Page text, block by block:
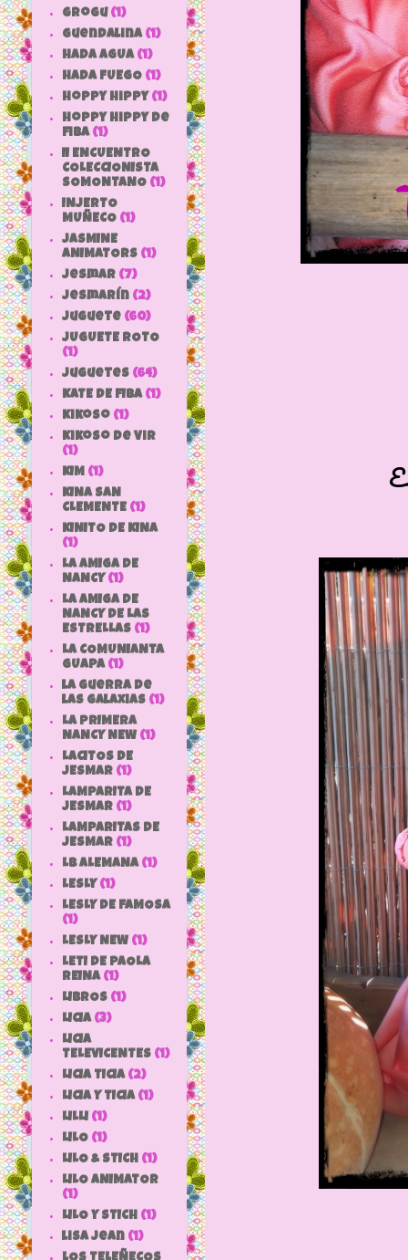
grogu (1)
Guendalina (1)
HADA AGUA (1)
HADA FUEGO (1)
hoppy hippy (1)
hoppy hippy de
fiba (1)
II ENCUENTRO
COLECCIONISTA
SOMONTANO (1)
INJERTO
MUÑECO (1)
JASMINE
ANIMATORS (1)
jesmar (7)
jesmarín (2)
juguete (60)
JUGUETE ROTO
(1)
Juguetes (64)
KATE DE FIBA (1)
Kikoso (1)
Kikoso de Vir
(1)
KIM (1)
KINA SAN
CLEMENTE (1)
KINITO DE KINA
(1)
LA AMIGA DE
NANCY (1)
LA AMIGA DE
NANCY DE LAS
ESTRELLAS (1)
LA COMUNIANTA
GUAPA (1)
la guerra de
las galaxias (1)
LA PRIMERA
NANCY NEW (1)
LACITOS DE
JESMAR (1)
LAMPARITA DE
JESMAR (1)
LAMPARITAS DE
JESMAR (1)
LB ALEMANA (1)
LESLY (1)
LESLY DE FAMOSA
(1)
LESLY NEW (1)
LETI DE PAOLA
REINA (1)
LIBROS (1)
LICIA (3)
LICIA
TELEVICENTES (1)
LICIA TICIA (2)
LICIA Y TICIA (1)
LILLI (1)
LILO (1)
LILO & STICH (1)
LILO ANIMATOR
(1)
LILO Y STICH (1)
lisa jean (1)